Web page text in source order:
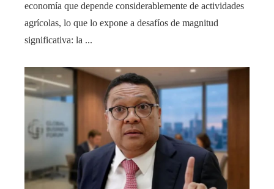
economía que depende considerablemente de actividades
agrícolas, lo que lo expone a desafíos de magnitud
significativa: la ...